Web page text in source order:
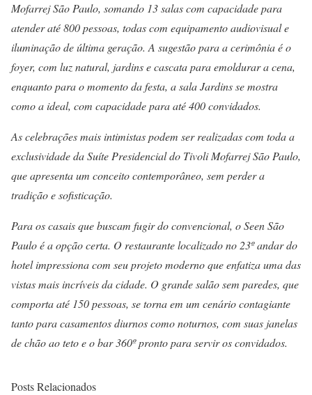
Mofarrej São Paulo, somando 13 salas com capacidade para
atender até 800 pessoas, todas com equipamento audiovisual e
iluminação de última geração. A sugestão para a cerimônia é o
foyer, com luz natural, jardins e cascata para emoldurar a cena,
enquanto para o momento da festa, a sala Jardins se mostra
como a ideal, com capacidade para até 400 convidados.
As celebrações mais intimistas podem ser realizadas com toda a
exclusividade da Suíte Presidencial do Tivoli Mofarrej São Paulo,
que apresenta um conceito contemporâneo, sem perder a
tradição e sofisticação.
Para os casais que buscam fugir do convencional, o Seen São
Paulo é a opção certa. O restaurante localizado no 23º andar do
hotel impressiona com seu projeto moderno que enfatiza uma das
vistas mais incríveis da cidade. O grande salão sem paredes, que
comporta até 150 pessoas, se torna em um cenário contagiante
tanto para casamentos diurnos como noturnos, com suas janelas
de chão ao teto e o bar 360º pronto para servir os convidados.
Posts Relacionados